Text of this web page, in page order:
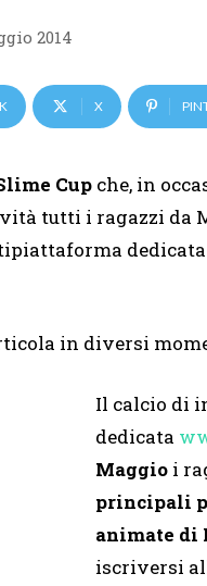
2014
X
Cup che, in
tutti i ragazzi da
in diversi
Il calcio di
dedicata
Maggio i
principali
animate di
iscriversi